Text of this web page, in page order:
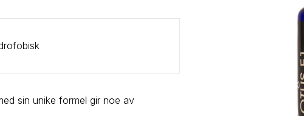
sin unike formel gir noe av